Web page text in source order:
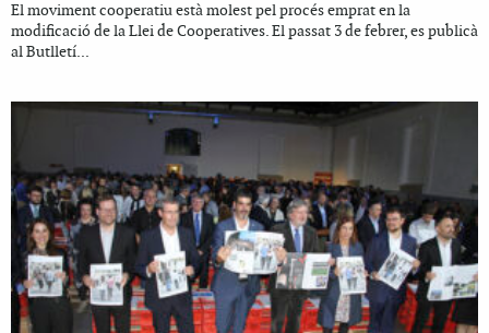
El moviment cooperatiu està molest pel procés emprat en la
modificació de la Llei de Cooperatives. El passat 3 de febrer, es publicà
al Butlletí...